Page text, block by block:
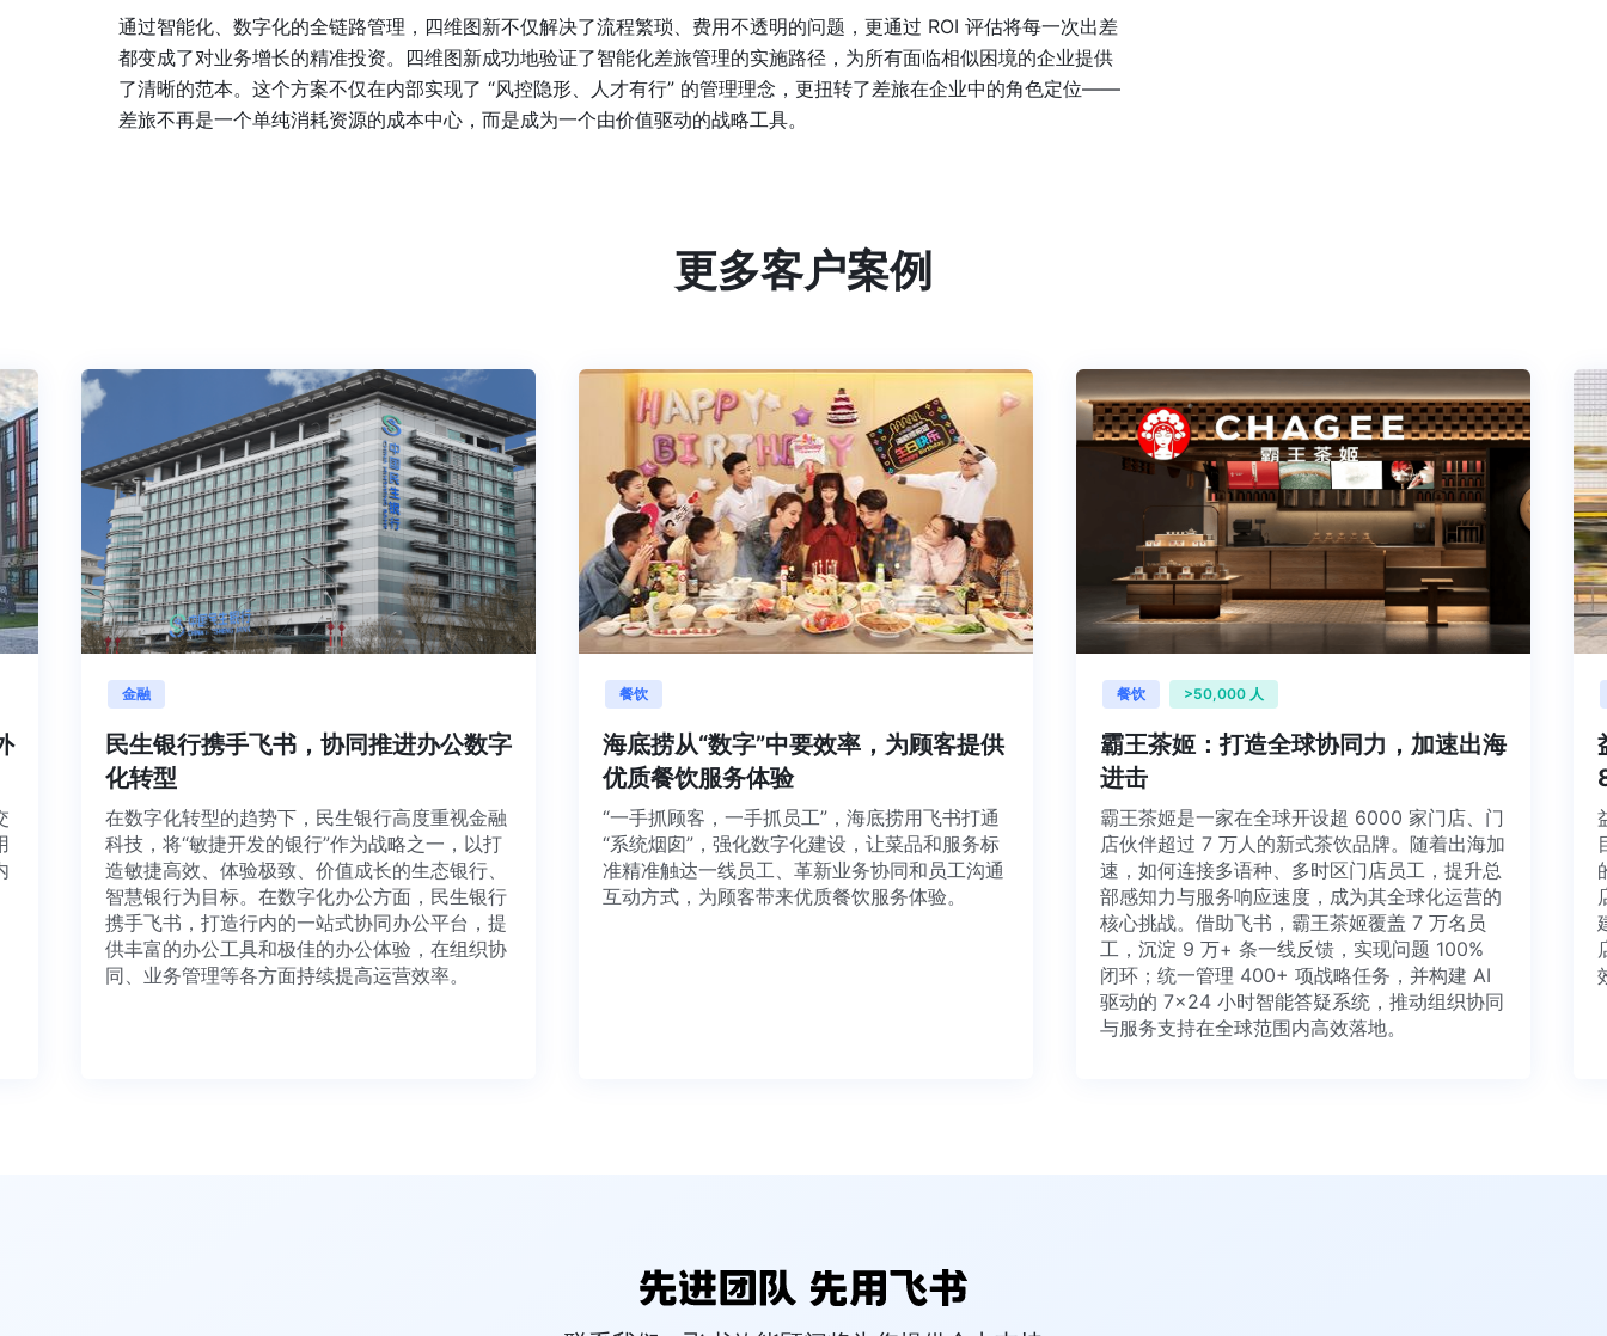
通过智能化、数字化的全链路管理，四维图新不仅解决了流程繁琐、费用不透明的问题，更通过 ROI 评估将每一次出差
都变成了对业务增长的精准投资。四维图新成功地验证了智能化差旅管理的实施路径，为所有面临相似困境的企业提供
了清晰的范本。这个方案不仅在内部实现了 “风控隐形、人才有行” 的管理理念，更扭转了差旅在企业中的角色定位——
差旅不再是一个单纯消耗资源的成本中心，而是成为一个由价值驱动的战略工具。
更多客户案例
内外
目交
利用
并内
民生银行携手飞书，协同推进办公数字
化转型
在数字化转型的趋势下，民生银行高度重视金融
科技，将“敏捷开发的银行”作为战略之一，以打
造敏捷高效、体验极致、价值成长的生态银行、
智慧银行为目标。在数字化办公方面，民生银行
携手飞书，打造行内的一站式协同办公平台，提
供丰富的办公工具和极佳的办公体验，在组织协
同、业务管理等各方面持续提高运营效率。
海底捞从“数字”中要效率，为顾客提供
优质餐饮服务体验
“一手抓顾客，一手抓员工”，海底捞用飞书打通
“系统烟囱”，强化数字化建设，让菜品和服务标
准精准触达一线员工、革新业务协同和员工沟通
互动方式，为顾客带来优质餐饮服务体验。
餐饮 >50,000 人
霸王茶姬：打造全球协同力，加速出海
霸王茶姬是一家在全球开设超 6000 家门店、门
店伙伴超过 7 万人的新式茶饮品牌。随着出海加
速，如何连接多语种、多时区门店员工，提升总
部感知力与服务响应速度，成为其全球化运营的
核心挑战。借助飞书，霸王茶姬覆盖 7 万名员
工，沉淀 9 万+ 条一线反馈，实现问题 100%
闭环；统一管理 400+ 项战略任务，并构建 AI
驱动的 7×24 小时智能答疑系统，推动组织协同
与服务支持在全球范围内高效落地。